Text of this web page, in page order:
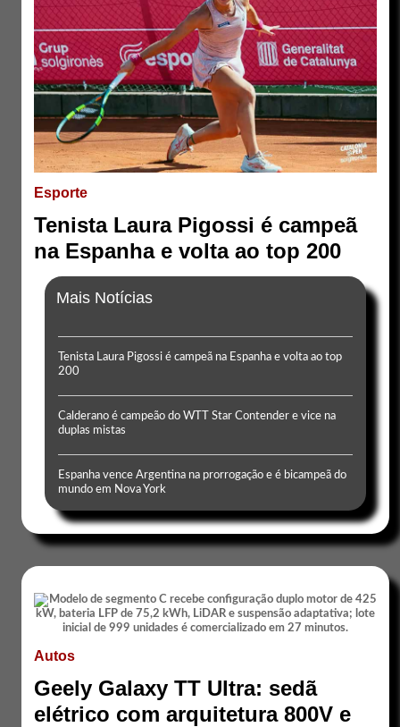
Esporte
Tenista Laura Pigossi é campeã
na Espanha e volta ao top 200
Mais Notícias
Tenista Laura Pigossi é campeã na Espanha e volta ao top
200
Calderano é campeão do WTT Star Contender e vice na
duplas mistas
Espanha vence Argentina na prorrogação e é bicampeã do
mundo em Nova York
Autos
Geely Galaxy TT Ultra: sedã
elétrico com arquitetura 800V e